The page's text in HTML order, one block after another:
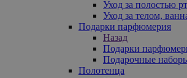
Уход за полостью
Уход за телом,
Подарки парфюмерия
Назад
Подарки
Подарочные
Полотенца